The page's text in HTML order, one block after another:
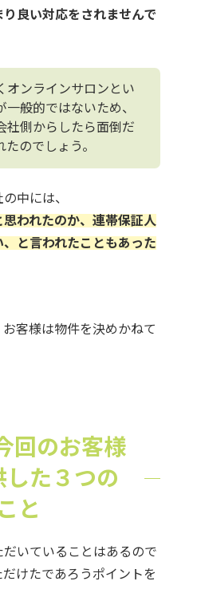
良い対応をされませんで
オンラインサロンとい
一般的ではないため、
社側からしたら面倒だ
たのでしょう。
中には、
われたのか、連帯保証人
と言われたこともあった
客様は物件を決めかねて
回のお客様
した３つの
こと
いていることはあるので
けたであろうポイントを